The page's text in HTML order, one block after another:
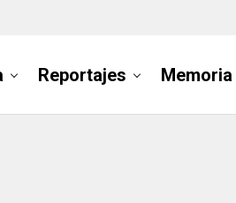
Reportajes Memoria